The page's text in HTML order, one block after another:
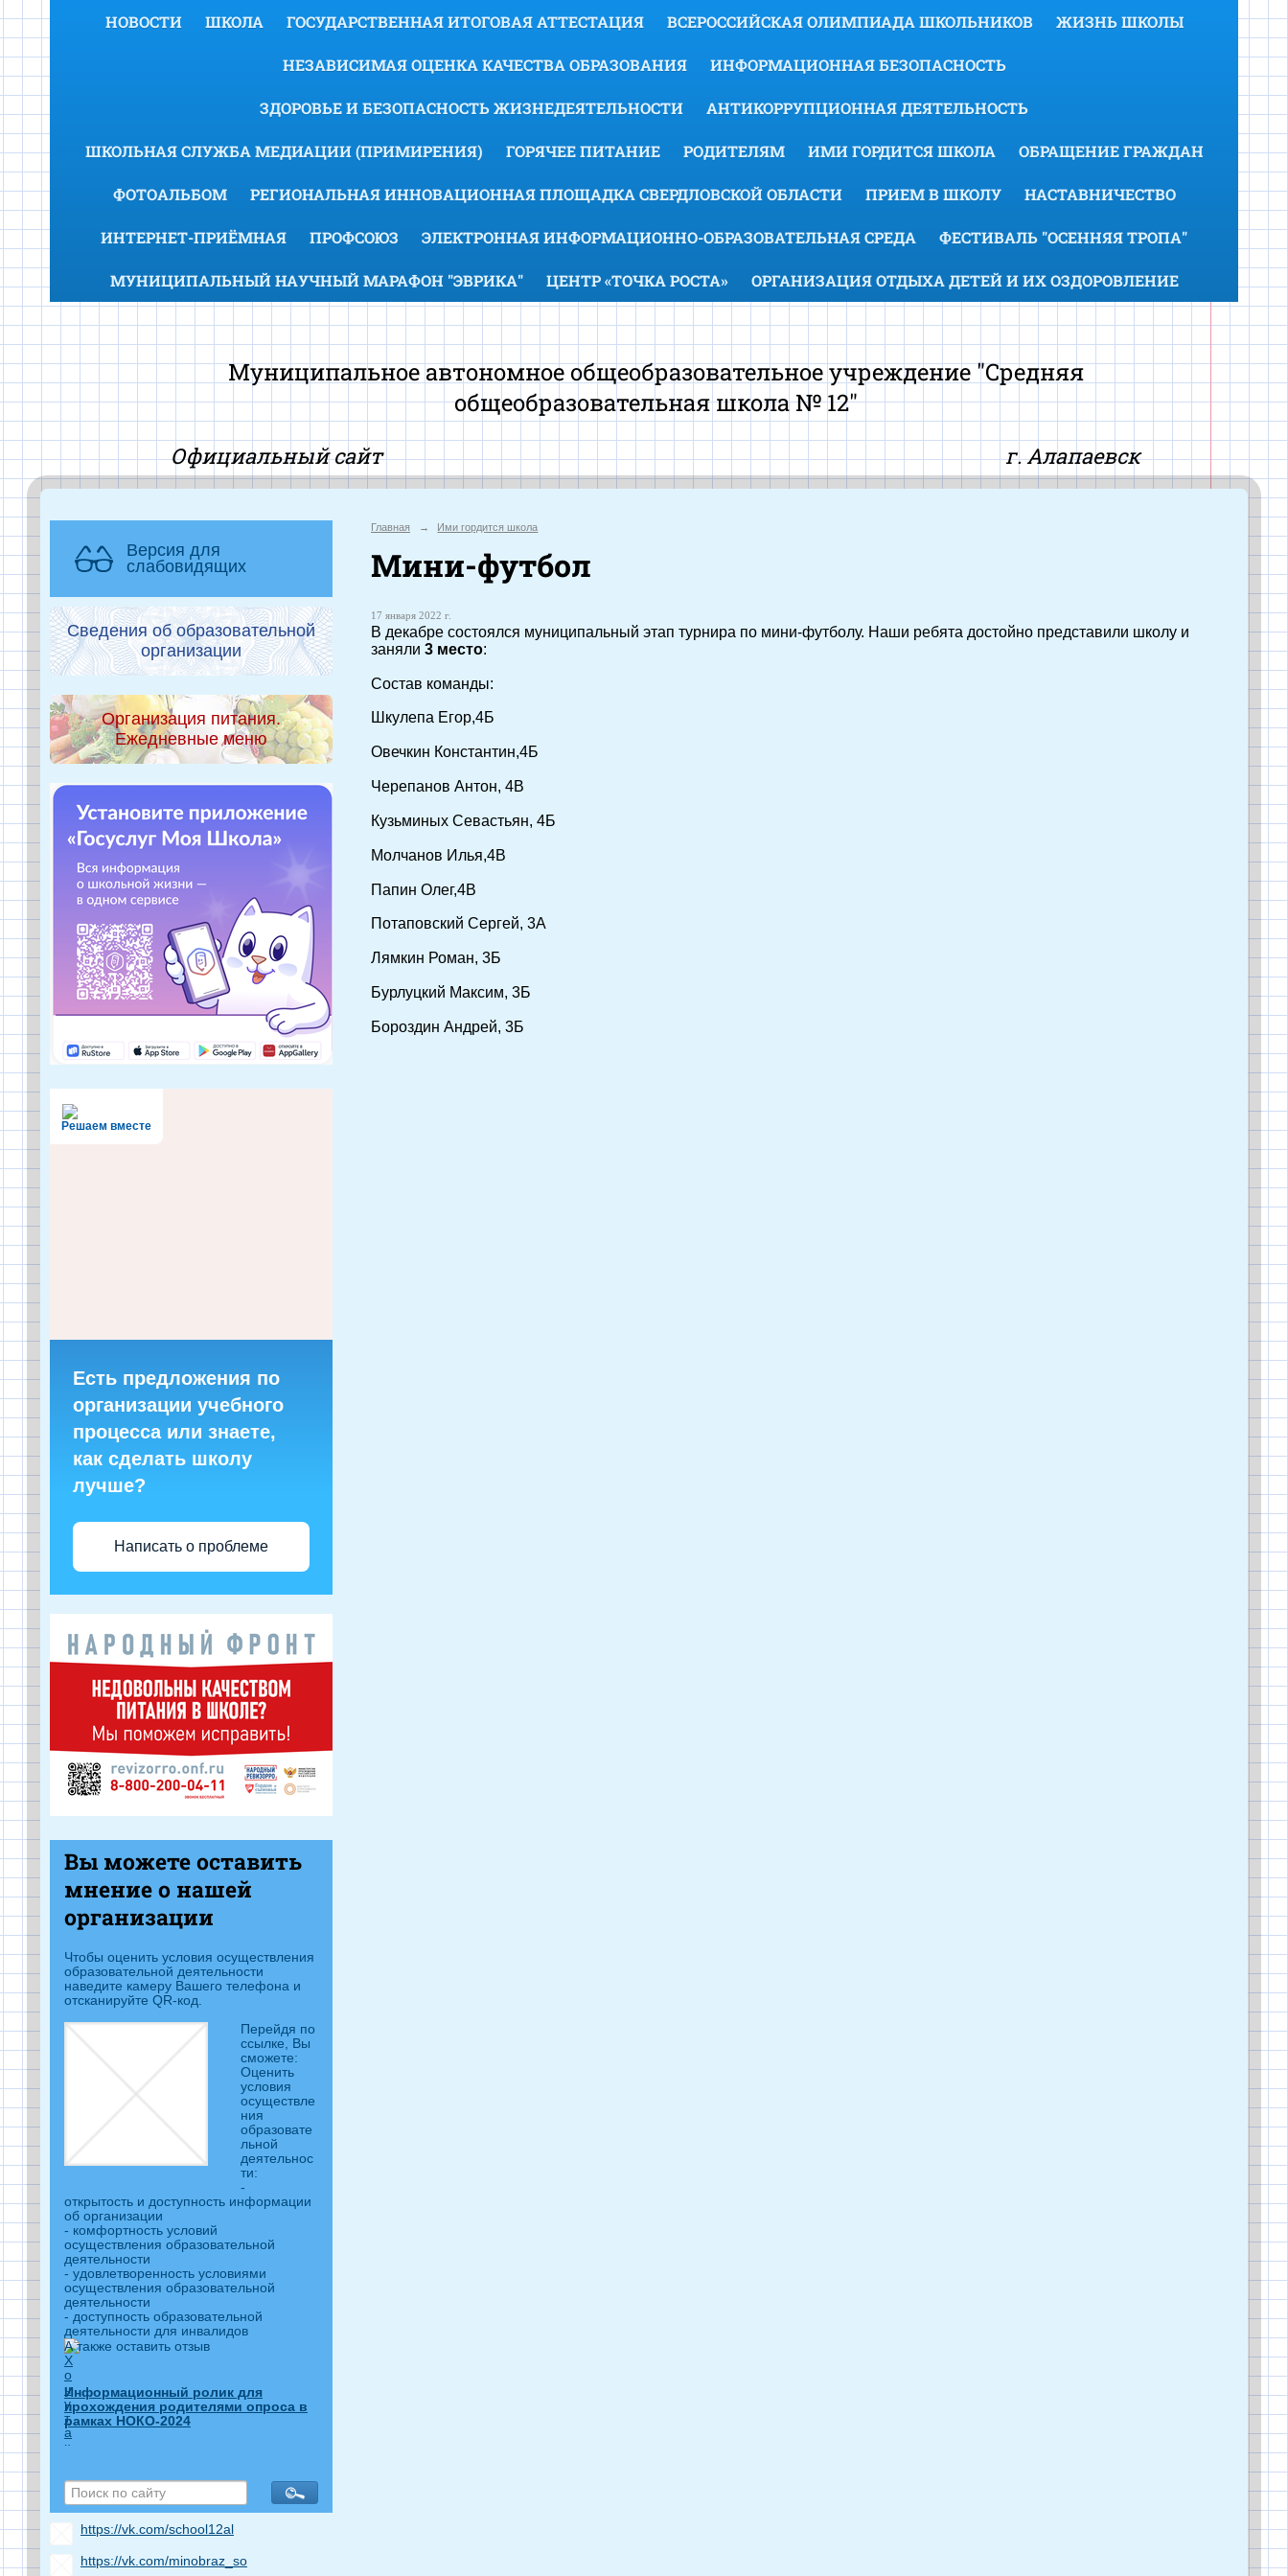
НОВОСТИ ШКОЛА ГОСУДАРСТВЕННАЯ ИТОГОВАЯ АТТЕСТАЦИЯ ВСЕРОССИЙСКАЯ ОЛИМПИАДА ШКОЛЬНИКОВ ЖИЗНЬ ШКОЛЫ
НЕЗАВИСИМАЯ ОЦЕНКА КАЧЕСТВА ОБРАЗОВАНИЯ ИНФОРМАЦИОННАЯ БЕЗОПАСНОСТЬ
ЗДОРОВЬЕ И БЕЗОПАСНОСТЬ ЖИЗНЕДЕЯТЕЛЬНОСТИ АНТИКОРРУПЦИОННАЯ ДЕЯТЕЛЬНОСТЬ
ШКОЛЬНАЯ СЛУЖБА МЕДИАЦИИ (ПРИМИРЕНИЯ) ГОРЯЧЕЕ ПИТАНИЕ РОДИТЕЛЯМ ИМИ ГОРДИТСЯ ШКОЛА ОБРАЩЕНИЕ ГРАЖДАН
ФОТОАЛЬБОМ РЕГИОНАЛЬНАЯ ИННОВАЦИОННАЯ ПЛОЩАДКА СВЕРДЛОВСКОЙ ОБЛАСТИ ПРИЕМ В ШКОЛУ НАСТАВНИЧЕСТВО
ИНТЕРНЕТ-ПРИЁМНАЯ ПРОФСОЮЗ ЭЛЕКТРОННАЯ ИНФОРМАЦИОННО-ОБРАЗОВАТЕЛЬНАЯ СРЕДА ФЕСТИВАЛЬ "ОСЕННЯЯ ТРОПА"
МУНИЦИПАЛЬНЫЙ НАУЧНЫЙ МАРАФОН "ЭВРИКА" ЦЕНТР «ТОЧКА РОСТА» ОРГАНИЗАЦИЯ ОТДЫХА ДЕТЕЙ И ИХ ОЗДОРОВЛЕНИЕ
Муниципальное автономное общеобразовательное учреждение "Средняя
общеобразовательная школа № 12"
Официальный сайтг. Алапаевск
Версия для
слабовидящих
Сведения об образовательной
организации
Организация питания.
Ежедневные меню
Решаем вместе
Есть предложения по
организации учебного
процесса или знаете,
как сделать школу
лучше?
Написать о проблеме
Вы можете оставить
мнение о нашей
организации
Чтобы оценить условия осуществления
образовательной деятельности
наведите камеру Вашего телефона и
отсканируйте QR-код.
Перейдя по
ссылке, Вы
сможете:
Оценить
условия
осуществле
ния
образовате
льной
деятельнос
ти:
-
открытость и доступность информации
об организации
- комфортность условий
осуществления образовательной
деятельности
- удовлетворенность условиями
осуществления образовательной
деятельности
- доступность образовательной
деятельности для инвалидов
А также оставить отзыв
Информационный ролик для
прохождения родителями опроса в
рамках НОКО-2024
https://vk.com/school12al
https://vk.com/minobraz_so
Главная → Ими гордится школа
Мини-футбол
17 января 2022 г.
В декабре состоялся муниципальный этап турнира по мини-футболу. Наши ребята достойно представили школу и
заняли 3 место:
Состав команды:
Шкулепа Егор,4Б
Овечкин Константин,4Б
Черепанов Антон, 4В
Кузьминых Севастьян, 4Б
Молчанов Илья,4В
Папин Олег,4В
Потаповский Сергей, 3А
Лямкин Роман, 3Б
Бурлуцкий Максим, 3Б
Бороздин Андрей, 3Б